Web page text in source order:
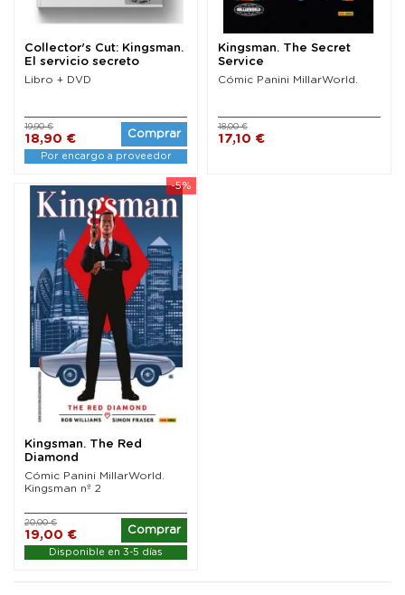
Collector's Cut: Kingsman.
El servicio secreto
Libro + DVD
18,90 €
19,90 €
Comprar
Por encargo a proveedor
Kingsman. The Secret
Service
Cómic Panini MillarWorld.
17,10 €
18,00 €
-5%
Kingsman. The Red
Diamond
Cómic Panini MillarWorld.
Kingsman nº 2
19,00 €
20,00 €
Comprar
Disponible en 3-5 días